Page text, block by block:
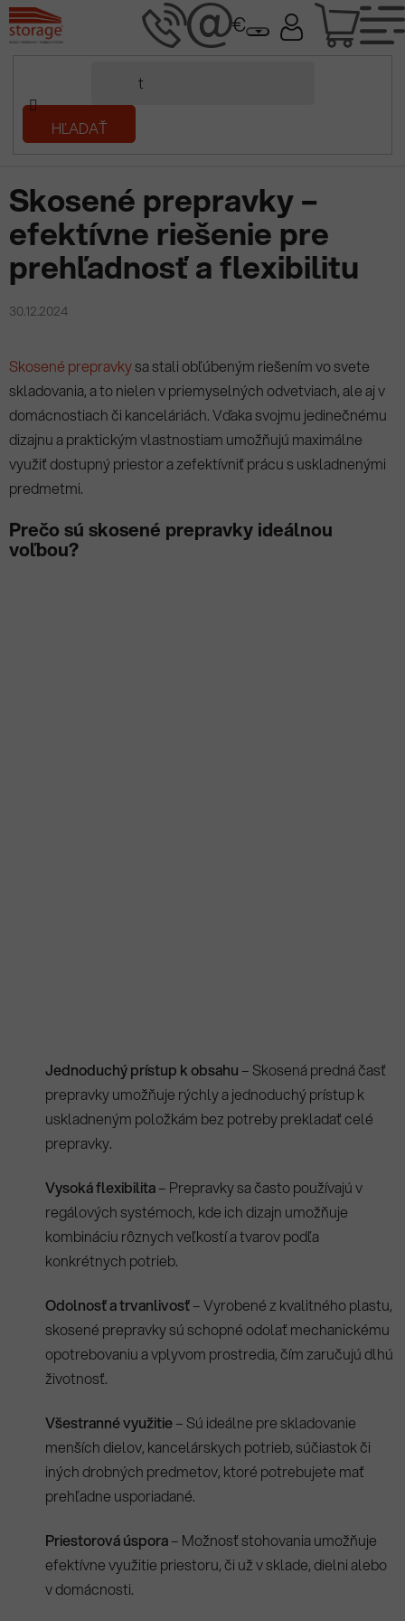
Prejsť
na
obsah
HĽADAŤ
Domov
Prečítaj si/Skosené prepravky – efektívne riešenie pre
prehľadnosť a flexibilitu
Skosené prepravky –
efektívne riešenie pre
prehľadnosť a flexibilitu
30.12.2024
Skosené prepravkysa stali obľúbeným riešením vo svete
skladovania, a to nielen v priemyselných odvetviach, ale aj v
domácnostiach či kanceláriách. Vďaka svojmu jedinečnému
dizajnu a praktickým vlastnostiam umožňujú maximálne
využiť dostupný priestor a zefektívniť prácu s uskladnenými
predmetmi.
Prečo sú skosené prepravky ideálnou
voľbou?
Jednoduchý prístup k obsahu – Skosená predná časť
prepravky umožňuje rýchly a jednoduchý prístup k
uskladneným položkám bez potreby prekladať celé
prepravky.
Vysoká flexibilita– Prepravky sa často používajú v
regálových systémoch, kde ich dizajn umožňuje
kombináciu rôznych veľkostí a tvarov podľa
konkrétnych potrieb.
Odolnosť a trvanlivosť– Vyrobené z kvalitného plastu,
skosené prepravky sú schopné odolať mechanickému
opotrebovaniu a vplyvom prostredia, čím zaručujú dlhú
životnosť.
Všestranné využitie– Sú ideálne pre skladovanie
menších dielov, kancelárskych potrieb, súčiastok či
iných drobných predmetov, ktoré potrebujete mať
prehľadne usporiadané.
Priestorová úspora– Možnosť stohovania umožňuje
efektívne využitie priestoru, či už v sklade, dielni alebo
v domácnosti.